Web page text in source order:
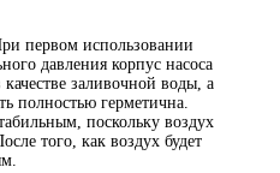
первом использовании
давления корпус насоса
заливочной воды, а
полностью герметична.
поскольку воздух
того, как воздух будет